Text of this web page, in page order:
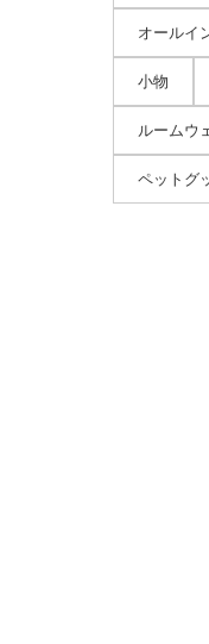
オールイ
小物
ルームウ
ペットグ